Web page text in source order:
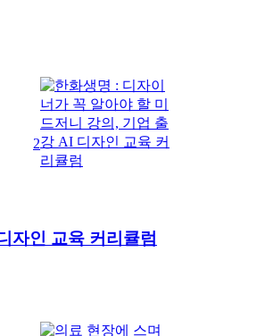
2
자인 교육 커리큘럼